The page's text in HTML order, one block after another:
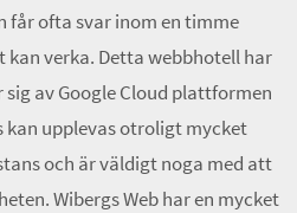
får ofta svar inom en timme
verka. Detta webbhotell har
av Google Cloud plattformen
upplevas otroligt mycket
och är väldigt noga med att
Wibergs Web har en mycket